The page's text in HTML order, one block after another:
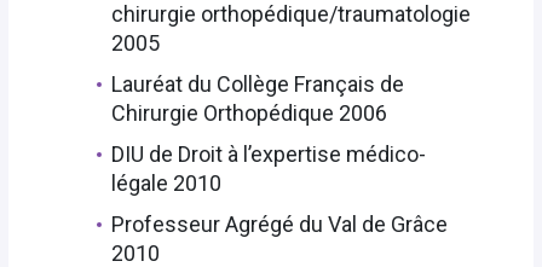
chirurgie orthopédique/traumatologie
2005
Lauréat du Collège Français de
Chirurgie Orthopédique 2006
DIU de Droit à l’expertise médico-
légale 2010
Professeur Agrégé du Val de Grâce
2010